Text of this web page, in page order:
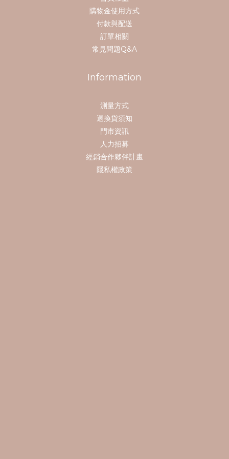
購物金使用方式
付款與配送
訂單相關
常見問題Q&A
Information
測量方式
退換貨須知
門市資訊
人力招募
經銷合作夥伴計畫
隱私權政策